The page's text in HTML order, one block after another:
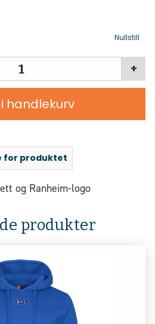
Nullstill
+
handlekurv
for produktet
og Ranheim-logo
produkter